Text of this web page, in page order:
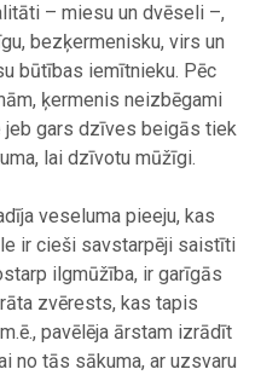
– miesu un dvēseli –,
bezķermenisku, virs un
būtības iemītnieku. Pēc
ķermenis neizbēgami
jeb gars dzīves beigās tiek
lai dzīvotu mūžīgi.
veseluma pieeju, kas
ir cieši savstarpēji saistīti
ilgmūžība, ir garīgās
zvērests, kas tapis
pavēlēja ārstam izrādīt
no tās sākuma, ar uzsvaru